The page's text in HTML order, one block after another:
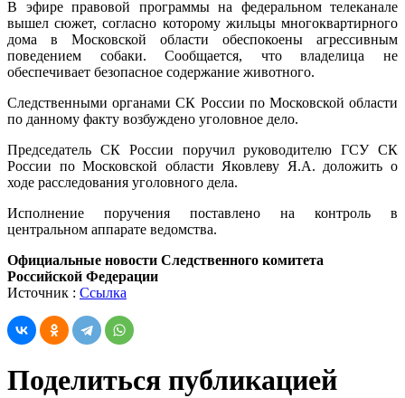
В эфире правовой программы на федеральном телеканале
вышел сюжет, согласно которому жильцы многоквартирного
дома в Московской области обеспокоены агрессивным
поведением собаки. Сообщается, что владелица не
обеспечивает безопасное содержание животного.
Следственными органами СК России по Московской области
по данному факту возбуждено уголовное дело.
Председатель СК России поручил руководителю ГСУ СК
России по Московской области Яковлеву Я.А. доложить о
ходе расследования уголовного дела.
Исполнение поручения поставлено на контроль в
центральном аппарате ведомства.
Официальные новости Следственного комитета
Российской Федерации
Источник : Ссылка
Поделиться публикацией